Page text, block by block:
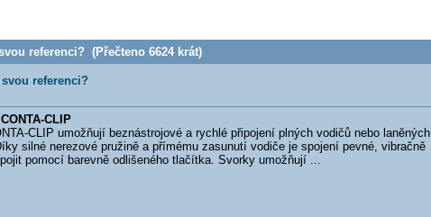
referenci? (Přečteno 6624 krát)
referenci?
CLIP
CLIP umožňují beznástrojové a rychlé připojení plných vodičů nebo laněných
silné nerezové pružině a přímému zasunutí vodiče je spojení pevné, vibračně
pomocí barevně odlišeného tlačítka. Svorky umožňují ...